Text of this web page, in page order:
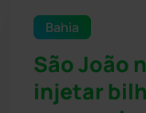
Bahia
São João
injetar